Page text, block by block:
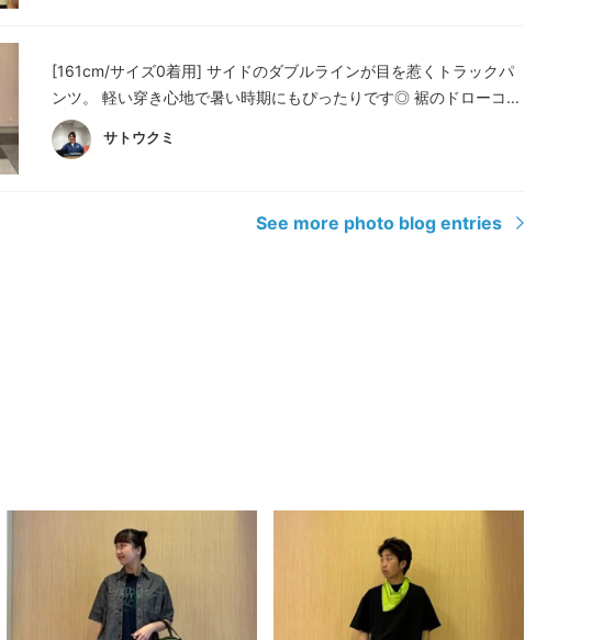
[161cm/サイズ0着用] サイドのダブルラインが目を惹くトラックパ
ンツ。 軽い穿き心地で暑い時期にもぴったりです◎ 裾のドローコ...
サトウクミ
See more photo blog entries